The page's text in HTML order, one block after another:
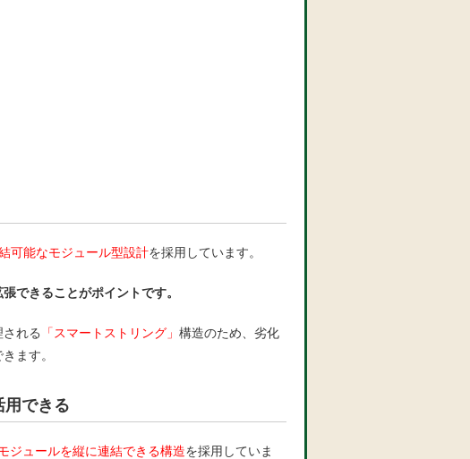
可能なモジュール型設計を採用しています。
できることがポイントです。
れる 「スマートストリング」 構造のため、劣化
ます。
できる
ジュールを縦に連結できる構造を採用していま